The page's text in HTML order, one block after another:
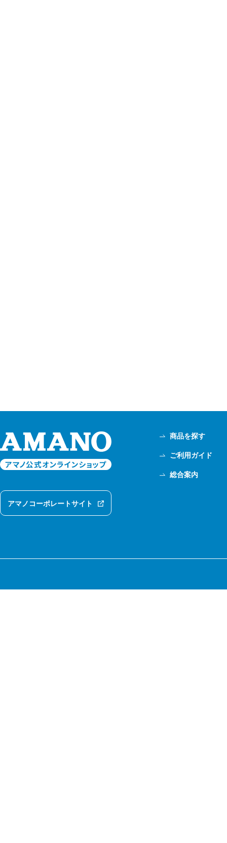
アマノコーポレートサイト
商品を探す
ご利用ガイド
総合案内